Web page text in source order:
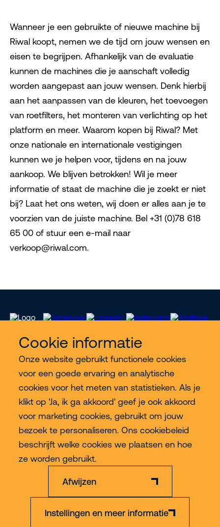
Cookie informatie
Onze website gebruikt functionele cookies
voor een goede ervaring en analytische
cookies voor het meten van statistieken. Als je
klikt op 'Ja, ik ga akkoord' geef je ook akkoord
voor marketing cookies, gebruikt om jouw
bezoek te personaliseren. Ons cookiebeleid
beschrijft welke cookies we plaatsen en hoe
ze worden gebruikt.
Afwijzen
Instellingen en meer informatie
Wanneer je een gebruikte of nieuwe machine bij
Riwal koopt, nemen we de tijd om jouw wensen en
eisen te begrijpen. Afhankelijk van de evaluatie
kunnen de machines die je aanschaft volledig
worden aangepast aan jouw wensen. Denk hierbij
aan het aanpassen van de kleuren, het toevoegen
van roetfilters, het monteren van verlichting op het
platform en meer. Waarom kopen bij Riwal? Met
onze nationale en internationale vestigingen
kunnen we je helpen voor, tijdens en na jouw
aankoop. We blijven betrokken! Wil je meer
informatie of staat de machine die je zoekt er niet
bij? Laat het ons weten, wij doen er alles aan je te
voorzien van de juiste machine. Bel +31 (0)78 618
65 00 of stuur een e-mail naar
verkoop@riwal.com.
Meer Riwal
Industries
Contact
Meer